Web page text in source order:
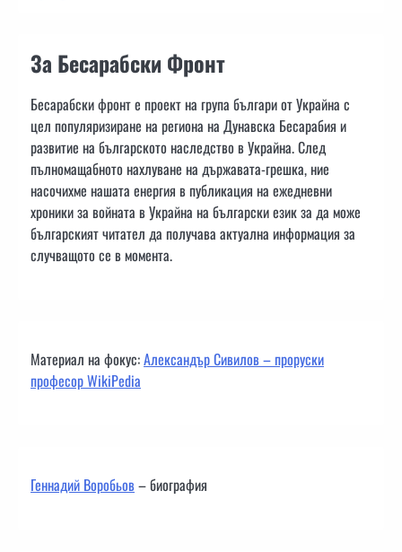
За Бесарабски Фронт
Бесарабски фронт е проект на група българи от Украйна с
цел популяризиране на региона на Дунавска Бесарабия и
развитие на българското наследство в Украйна. След
пълномащабното нахлуване на държавата-грешка, ние
насочихме нашата енергия в публикация на ежедневни
хроники за войната в Украйна на български език за да може
българският читател да получава актуална информация за
случващото се в момента.
Материал на фокус:Александър Сивилов – проруски
професор WikiPedia
Геннадий Воробьов– биография